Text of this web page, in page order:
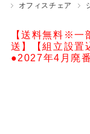
オフィスチェア
【送料無料※一
送】【組立設置
●2027年4月廃